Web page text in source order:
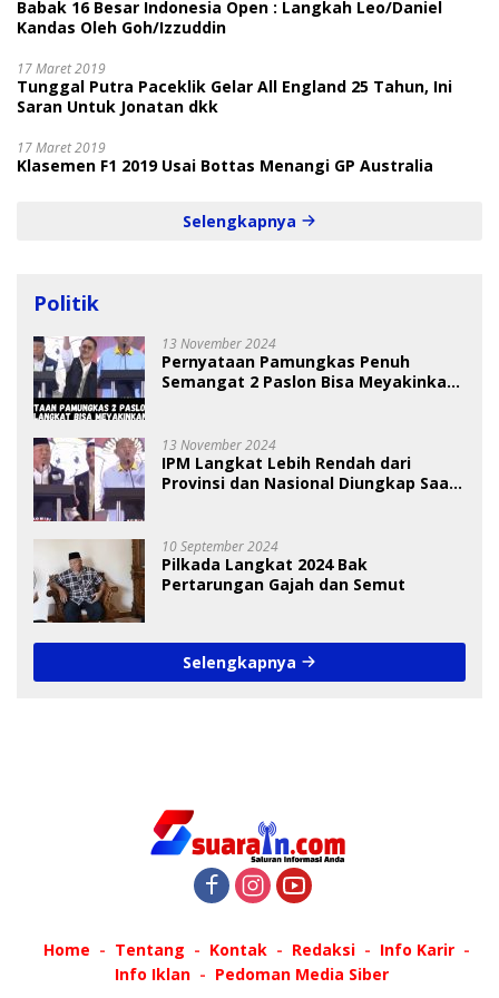
Babak 16 Besar Indonesia Open : Langkah Leo/Daniel
Kandas Oleh Goh/Izzuddin
17 Maret 2019
Tunggal Putra Paceklik Gelar All England 25 Tahun, Ini
Saran Untuk Jonatan dkk
17 Maret 2019
Klasemen F1 2019 Usai Bottas Menangi GP Australia
Selengkapnya
Politik
13 November 2024
Pernyataan Pamungkas Penuh
Semangat 2 Paslon Bisa Meyakinkan
13 November 2024
IPM Langkat Lebih Rendah dari
Provinsi dan Nasional Diungkap Saat
10 September 2024
Pilkada Langkat 2024 Bak
Pertarungan Gajah dan Semut
Selengkapnya
Home Tentang Kontak Redaksi
Info Karir
Info Iklan
Pedoman Media Siber